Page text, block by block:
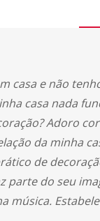
casa e não
casa nada
Adoro
da minha
de
parte do seu
música.